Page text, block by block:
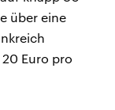
über eine
Euro pro